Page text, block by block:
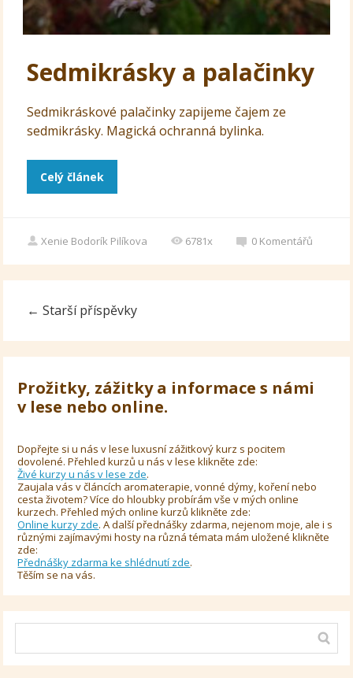
Sedmikrásky a palačinky
Sedmikráskové palačinky zapijeme čajem ze
sedmikrásky. Magická ochranná bylinka.
Celý článek
Xenie Bodorík Pilíkova 6781x 0 Komentářů
← Starší příspěvky
Prožitky, zážitky a informace s námi
v lese nebo online.
Dopřejte si u nás v lese luxusní zážitkový kurz s pocitem
dovolené. Přehled kurzů u nás v lese klikněte zde:
Živé kurzy u nás v lese zde.
Zaujala vás v článcích aromaterapie, vonné dýmy, koření nebo
cesta životem? Více do hloubky probírám vše v mých online
kurzech. Přehled mých online kurzů klikněte zde:
Online kurzy zde. A další přednášky zdarma, nejenom moje, ale i s
různými zajímavými hosty na různá témata mám uložené klikněte
zde:
Přednášky zdarma ke shlédnutí zde.
Těším se na vás.